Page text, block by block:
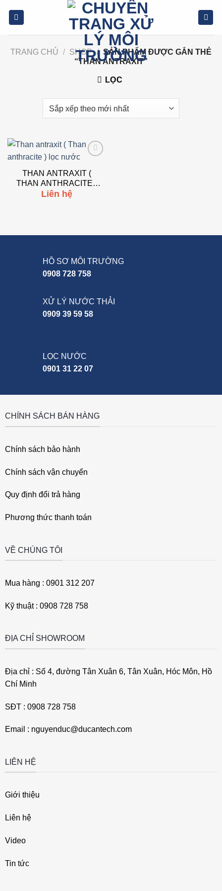
TRANG CHỦ
/ SHOP / SẢN PHẨM ĐƯỢC GẮN THẺ
“THAN ANTRAXIT”
LỌC
wishlist
THAN ANTRAXIT (
THAN ANTHRACITE )
LỌC NƯỚC
Liên hệ
HỒ SƠ MÔI TRƯỜNG
0908 728 758
XỬ LÝ NƯỚC THẢI
0909 39 59 58
LỌC NƯỚC
0901 31 22 07
CHÍNH SÁCH BÁN HÀNG
Chính sách bảo hành
Chính sách vận chuyển
Quy định đổi trả hàng
Phương thức thanh toán
VỀ CHÚNG TÔI
Mua hàng : 0901 312 207
Kỹ thuật : 0908 728 758
ĐỊA CHỈ SHOWROOM
Địa chỉ : Số 4, đường Tân Xuân 6, Tân Xuân, Hóc Môn, Hồ
Chí Minh
SĐT : 0908 728 758
Email : nguyenduc@ducantech.com
LIÊN HỆ
Giới thiệu
Liên hệ
Video
Tin tức